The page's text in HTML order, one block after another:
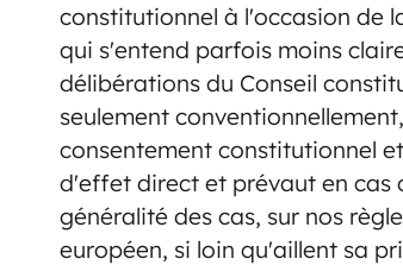
constitutionnel à l'occasion de
qui s'entend parfois moins
délibérations du Conseil
seulement
consentement constitutionnel
d'effet direct et prévaut en cas
généralité des cas, sur nos
européen, si loin qu'aillent sa